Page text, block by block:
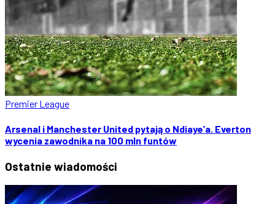
Premier League
Arsenal i Manchester United pytają o Ndiaye’a. Everton
wycenia zawodnika na 100 mln funtów
Ostatnie wiadomości